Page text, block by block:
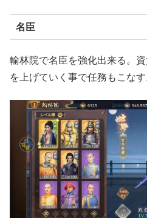
名臣
輸林院で名臣を強化出来る。
を上げていく事で任務もこなす